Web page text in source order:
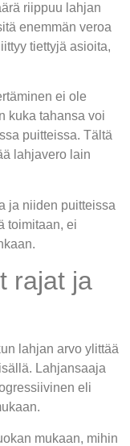
riippuu lahjan
enemmän veroa
tiettyjä asioita,
ei ole
kuka tahansa voi
puitteissa. Tältä
lahjavero lain
ja niiden puitteissa
toimitaan, ei
rajat ja
lahjan arvo ylittää
Lahjansaaja
eli
mukaan, mihin